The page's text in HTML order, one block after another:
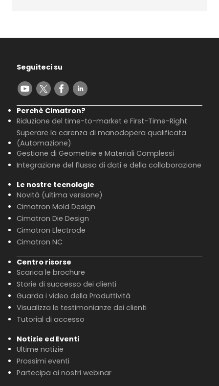
Seguiteci su
Perchè Cimatron?
Riduzione del time-to-market e First-Time-Right
Superare la carenza di manodopera qualificata
(Automazione)
Gestione di Geometrie e Materiali Complessi
Integrazione del flusso di dati e della collaborazione
Le nostre tecnologie
Novità (ultima versione)
Cimatron Mold Design
Cimatron Die Design
Cimatron Electrode
Cimatron NC
Centro risorse
Scarica le brochure
Storie di successo dei clienti
Guarda i video della Produttività
Visualizza le testimonianze dei clienti
Tutorial di accesso
Notizie ed Eventi
Ultime notizie
Prossimi eventi
Partecipa ai nostri webinar